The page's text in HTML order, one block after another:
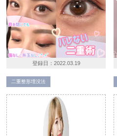
登録日： 2022.03.19
二重整形埋没法